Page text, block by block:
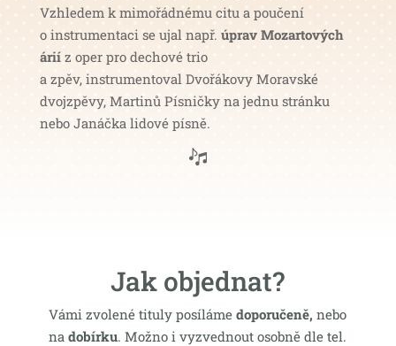
Vzhledem k mimořádnému citu a poučení
o instrumentaci se ujal např. úprav Mozartových
áriíz oper pro dechové trio
a zpěv, instrumentoval Dvořákovy Moravské
dvojzpěvy, Martinů Písničky na jednu stránku
nebo Janáčka lidové písně.
Jak objednat?
Vámi zvolené tituly posíláme doporučeně,nebo
na dobírku. Možno i vyzvednout osobně dle tel.